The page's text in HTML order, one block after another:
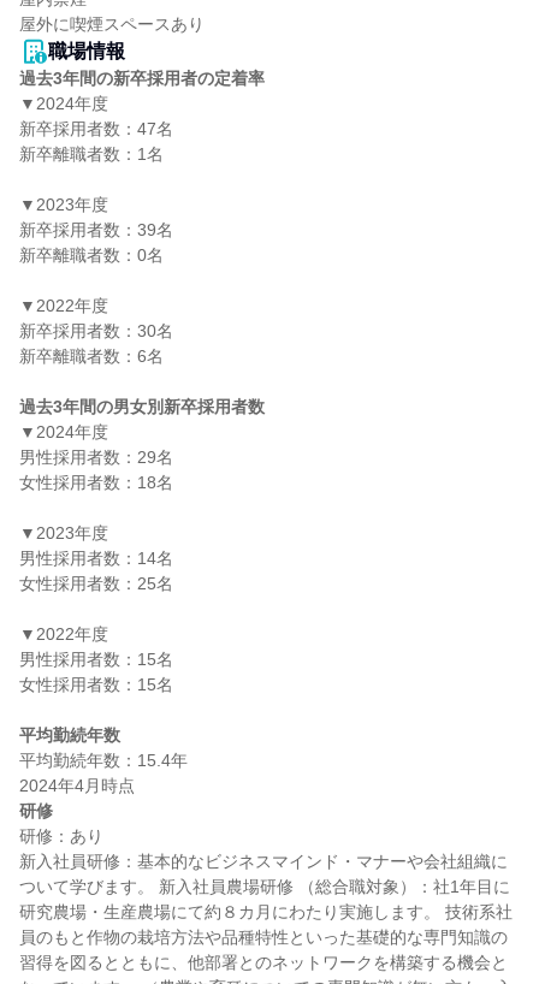
屋外に喫煙スペースあり
職場情報
過去3年間の新卒採用者の定着率
▼2024年度
新卒採用者数：47名
新卒離職者数：1名
▼2023年度
新卒採用者数：39名
新卒離職者数：0名
▼2022年度
新卒採用者数：30名
新卒離職者数：6名
過去3年間の男女別新卒採用者数
▼2024年度
男性採用者数：29名
女性採用者数：18名
▼2023年度
男性採用者数：14名
女性採用者数：25名
▼2022年度
男性採用者数：15名
女性採用者数：15名
平均勤続年数
平均勤続年数：15.4年
研修
研修：あり
新入社員研修：基本的なビジネスマインド・マナーや会社組織に
ついて学びます。 新入社員農場研修 （総合職対象）：社1年目に
研究農場・生産農場にて約８カ月にわたり実施します。 技術系社
員のもと作物の栽培方法や品種特性といった基礎的な専門知識の
習得を図るとともに、他部署とのネットワークを構築する機会と